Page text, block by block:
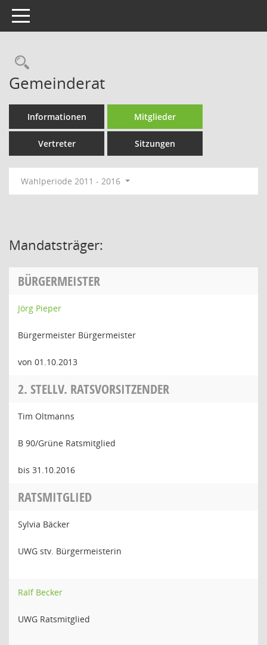
Toggle navigation
Rechercheauswahl
Gemeinderat
Informationen Mitglieder
Vertreter Sitzungen
Wahlperiode 2011 - 2016
Mandatsträger:
BÜRGERMEISTER
Jörg Pieper
Bürgermeister Bürgermeister
von 01.10.2013
2. STELLV. RATSVORSITZENDER
Tim Oltmanns
B 90/Grüne Ratsmitglied
bis 31.10.2016
RATSMITGLIED
Sylvia Bäcker
UWG stv. Bürgermeisterin
Ralf Becker
UWG Ratsmitglied